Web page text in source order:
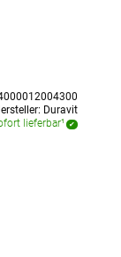
Duravit
lieferbar¹